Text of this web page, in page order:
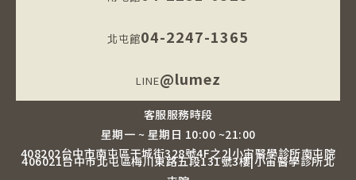
北屯館04-2247-1365
LINE@lumez
客服服務時段
星期一 ~ 星期日 10:00 ~21:00
408202台中市南屯區干城街328號4F之2|小宙醫學診所南屯院
406021台中市北屯區梅川東路五段131號3樓|小宙醫學診所北